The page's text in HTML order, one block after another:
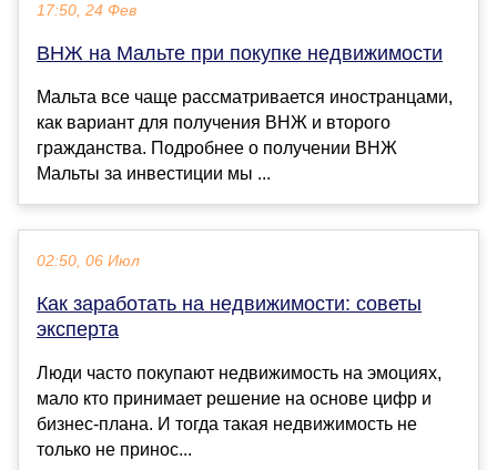
17:50, 24 Фев
ВНЖ на Мальте при покупке недвижимости
Мальта все чаще рассматривается иностранцами,
как вариант для получения ВНЖ и второго
гражданства. Подробнее о получении ВНЖ
Мальты за инвестиции мы ...
02:50, 06 Июл
Как заработать на недвижимости: советы
эксперта
Люди часто покупают недвижимость на эмоциях,
мало кто принимает решение на основе цифр и
бизнес-плана. И тогда такая недвижимость не
только не принос...